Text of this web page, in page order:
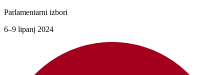
Parlamentarni izbori
6–9 lipanj 2024